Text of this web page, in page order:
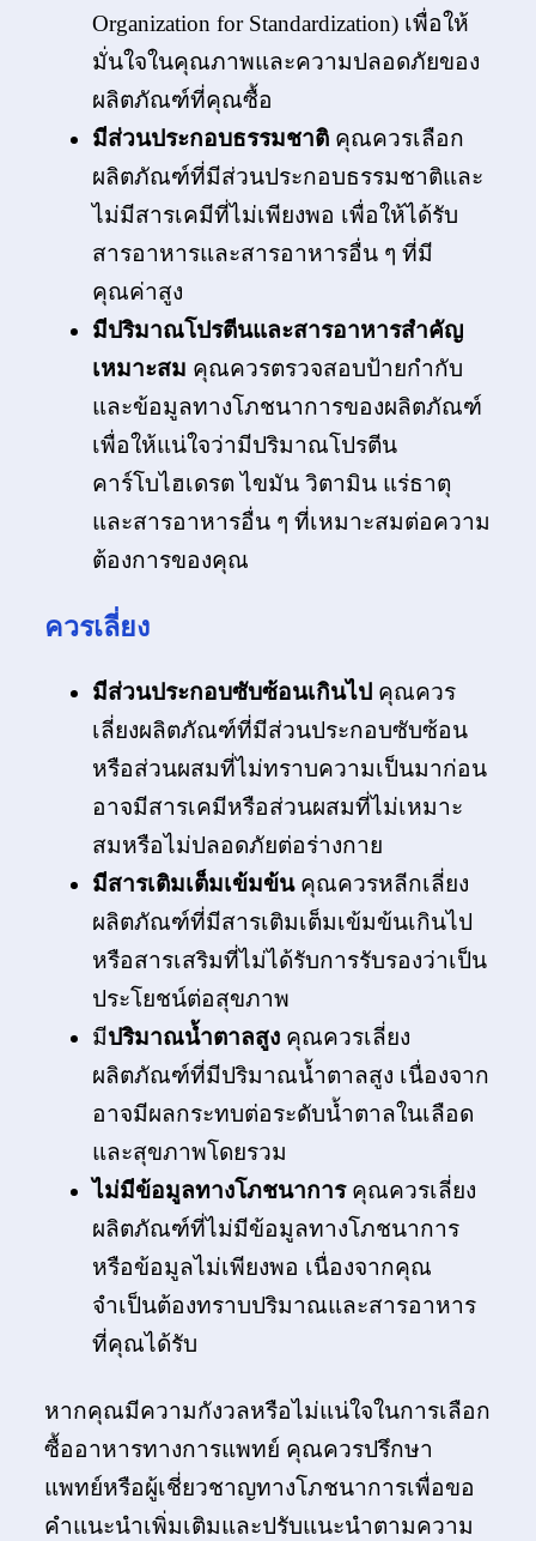
Organization for Standardization) เพื่อให้
มั่นใจในคุณภาพและความปลอดภัยของ
ผลิตภัณฑ์ที่คุณซื้อ
มีส่วนประกอบธรรมชาติ คุณควรเลือก
ผลิตภัณฑ์ที่มีส่วนประกอบธรรมชาติและ
ไม่มีสารเคมีที่ไม่เพียงพอ เพื่อให้ได้รับ
สารอาหารและสารอาหารอื่น ๆ ที่มี
คุณค่าสูง
มีปริมาณโปรตีนและสารอาหารสำคัญ
เหมาะสม คุณควรตรวจสอบป้ายกำกับ
และข้อมูลทางโภชนาการของผลิตภัณฑ์
เพื่อให้แน่ใจว่ามีปริมาณโปรตีน
คาร์โบไฮเดรต ไขมัน วิตามิน แร่ธาตุ
และสารอาหารอื่น ๆ ที่เหมาะสมต่อความ
ต้องการของคุณ
ควรเลี่ยง
มีส่วนประกอบซับซ้อนเกินไป คุณควร
เลี่ยงผลิตภัณฑ์ที่มีส่วนประกอบซับซ้อน
หรือส่วนผสมที่ไม่ทราบความเป็นมาก่อน
อาจมีสารเคมีหรือส่วนผสมที่ไม่เหมาะ
สมหรือไม่ปลอดภัยต่อร่างกาย
มีสารเติมเต็มเข้มข้นคุณควรหลีกเลี่ยง
ผลิตภัณฑ์ที่มีสารเติมเต็มเข้มข้นเกินไป
หรือสารเสริมที่ไม่ได้รับการรับรองว่าเป็น
ประโยชน์ต่อสุขภาพ
มีปริมาณน้ำตาลสูง คุณควรเลี่ยง
ผลิตภัณฑ์ที่มีปริมาณน้ำตาลสูง เนื่องจาก
อาจมีผลกระทบต่อระดับน้ำตาลในเลือด
และสุขภาพโดยรวม
ไม่มีข้อมูลทางโภชนาการคุณควรเลี่ยง
ผลิตภัณฑ์ที่ไม่มีข้อมูลทางโภชนาการ
หรือข้อมูลไม่เพียงพอ เนื่องจากคุณ
จำเป็นต้องทราบปริมาณและสารอาหาร
ที่คุณได้รับ
หากคุณมีความกังวลหรือไม่แน่ใจในการเลือก
ซื้ออาหารทางการแพทย์ คุณควรปรึกษา
แพทย์หรือผู้เชี่ยวชาญทางโภชนาการเพื่อขอ
คำแนะนำเพิ่มเติมและปรับแนะนำตามความ